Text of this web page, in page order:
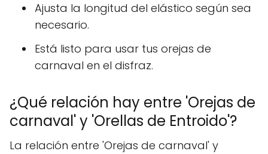
Ajusta la longitud del elástico según sea
necesario.
Está listo para usar tus orejas de
carnaval en el disfraz.
¿Qué relación hay entre 'Orejas de
carnaval' y 'Orellas de Entroido'?
La relación entre 'Orejas de carnaval' y